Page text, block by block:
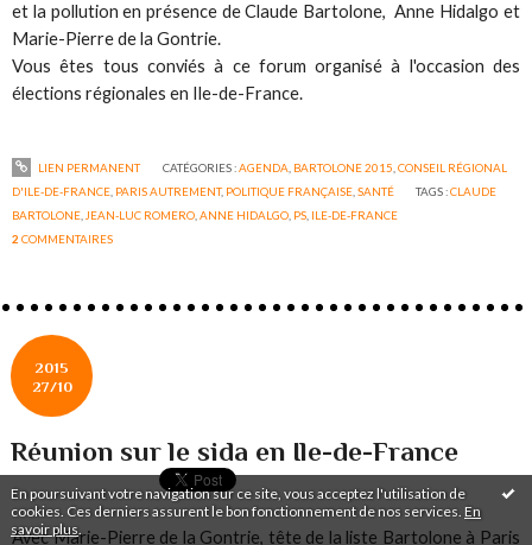
En poursuivant votre navigation sur ce site, vous acceptez l'utilisation de
cookies. Ces derniers assurent le bon fonctionnement de nos services. En
savoir plus
et la pollution en présence de Claude Bartolone, Anne Hidalgo et
Marie-Pierre de la Gontrie.
Vous êtes tous conviés à ce forum organisé à l'occasion des
élections régionales en Ile-de-France.
LIEN PERMANENT CATÉGORIES :AGENDA BARTOLONE 2015 CONSEIL RÉGIONAL
D'ILE-DE-FRANCE PARIS AUTREMENT, POLITIQUE FRANÇAISE ,SANTÉ TAGS :CLAUDE
BARTOLONE JEAN-LUC ROMERO ,ANNE HIDALGO PS ILE-DE-FRANCE
2 COMMENTAIRES
2015
27/10
Réunion sur le sida en Ile-de-France
Avec Marie-Pierre de la Gontrie, tête de la liste Bartolone à Paris